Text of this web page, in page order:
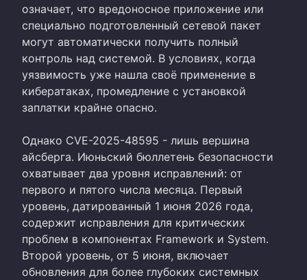
означает, что вредоносное приложение или
специально подготовленный сетевой пакет
могут автоматически получить полный
контроль над системой. В условиях, когда
уязвимость уже нашла своё применение в
кибератаках, промедление с установкой
заплатки крайне опасно.
Однако CVE-2025-48595 - лишь вершина
айсберга. Июньский бюллетень безопасности
охватывает два уровня исправлений: от
первого и пятого числа месяца. Первый
уровень, датированный 1 июня 2026 года,
содержит исправления для критических
проблем в компонентах Framework и System.
Второй уровень, от 5 июня, включает
обновления для более глубоких системных